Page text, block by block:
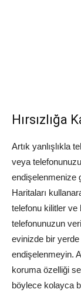
Hırsızlığa
Artık yanlışlıkla
veya
endişelenmenize
Haritaları
telefonu kilitler
telefonunuzun
evinizde bir
endişelenmeyin.
koruma özelliği
böylece kolayca